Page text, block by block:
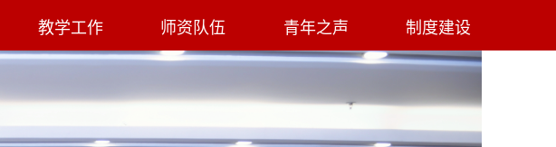
教学工作 师资队伍 青年之声 制度建设